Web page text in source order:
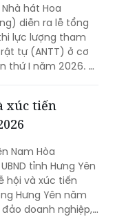
hát Hoa
diễn ra lễ tổng
lực lượng tham
tự (ANTT) ở cơ
2026. 3
xúc tiến
Nam Hòa
tỉnh Hưng Yên
hội và xúc tiến
Hưng Yên năm
doanh nghiệp,